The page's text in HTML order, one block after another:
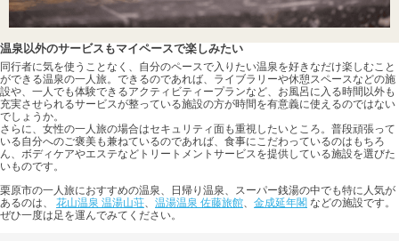
温泉以外のサービスもマイペースで楽しみたい
同行者に気を使うことなく、自分のペースで入りたい温泉を好きなだけ楽しむこと
ができる温泉の一人旅。できるのであれば、ライブラリーや休憩スペースなどの施
設や、一人でも体験できるアクティビティープランなど、お風呂に入る時間以外も
充実させられるサービスが整っている施設の方が時間を有意義に使えるのではない
でしょうか。
さらに、女性の一人旅の場合はセキュリティ面も重視したいところ。普段頑張って
いる自分へのご褒美も兼ねているのであれば、食事にこだわっているのはもちろ
ん、ボディケアやエステなどトリートメントサービスを提供している施設を選びた
いものです。
栗原市の一人旅におすすめの温泉、日帰り温泉、スーパー銭湯の中でも特に人気が
あるのは、 花山温泉 温湯山荘、 温湯温泉 佐藤旅館、 金成延年閣 などの施設です。
ぜひ一度は足を運んでみてください。